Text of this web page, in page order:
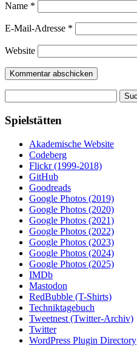
Name *
E-Mail-Adresse *
Website
nach:
Spielstätten
Akademische Website
Codeberg
Flickr (1999-2018)
GitHub
Goodreads
Google Photos (2019)
Google Photos (2020)
Google Photos (2021)
Google Photos (2022)
Google Photos (2023)
Google Photos (2024)
Google Photos (2025)
IMDb
Mastodon
RedBubble (T-Shirts)
Techniktagebuch
Tweetnest (Twitter-Archiv)
Twitter
WordPress Plugin Directory